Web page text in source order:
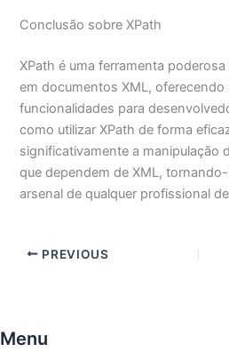
Conclusão sobre XPath
XPath é uma ferramenta
em documentos XML, oferecendo
funcionalidades para
como utilizar XPath de forma
significativamente a manipulação
que dependem de XML,
arsenal de qualquer profissional
PREVIOUS
Menu